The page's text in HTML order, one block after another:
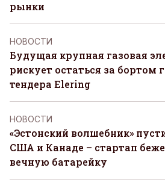
рынки
НОВОСТИ
Будущая крупная газовая
рискует остаться за бортом
тендера Elering
НОВОСТИ
«Эстонский волшебник»
США и Канаде – стартап
вечную батарейку